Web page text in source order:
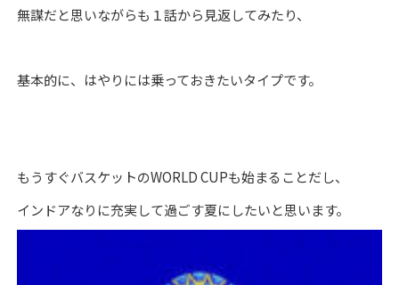
無謀だと思いながらも１話から見返してみたり、
基本的に、はやりには乗っておきたいタイプです。
もうすぐバスケットのWORLD CUPも始まることだし、
インドアなりに充実して過ごす夏にしたいと思います。